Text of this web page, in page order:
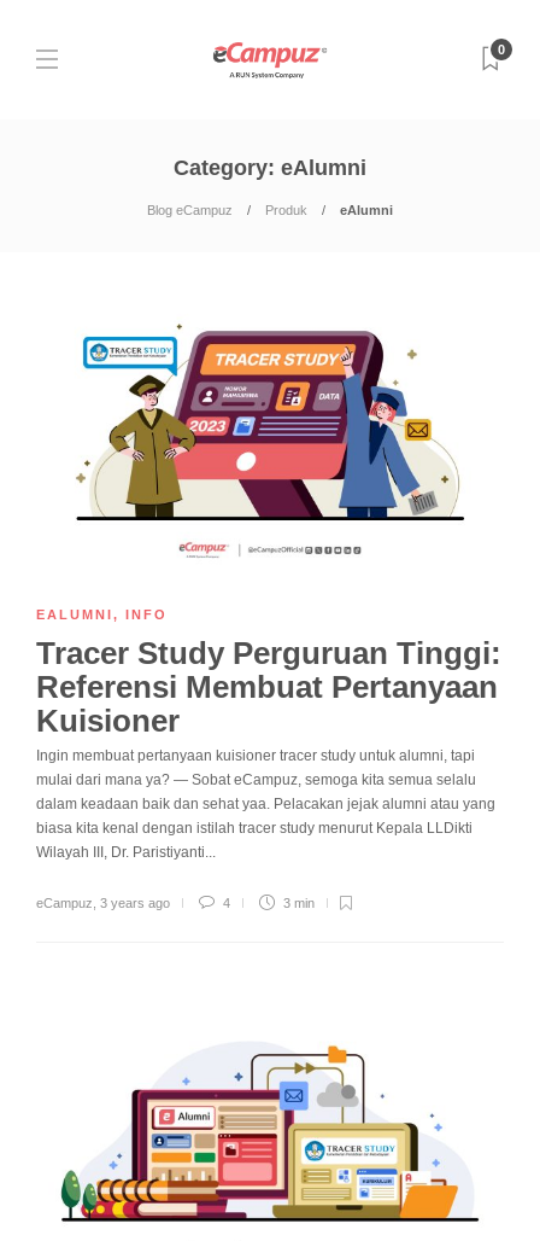
0
Category: eAlumni
Blog eCampuz Produk eAlumni
EALUMNI, INFO
Tracer Study Perguruan Tinggi:
Referensi Membuat Pertanyaan
Kuisioner
Ingin membuat pertanyaan kuisioner tracer study untuk alumni, tapi
mulai dari mana ya? ― Sobat eCampuz, semoga kita semua selalu
dalam keadaan baik dan sehat yaa. Pelacakan jejak alumni atau yang
biasa kita kenal dengan istilah tracer study menurut Kepala LLDikti
Wilayah III, Dr. Paristiyanti...
eCampuz 3 years ago 4 3 min